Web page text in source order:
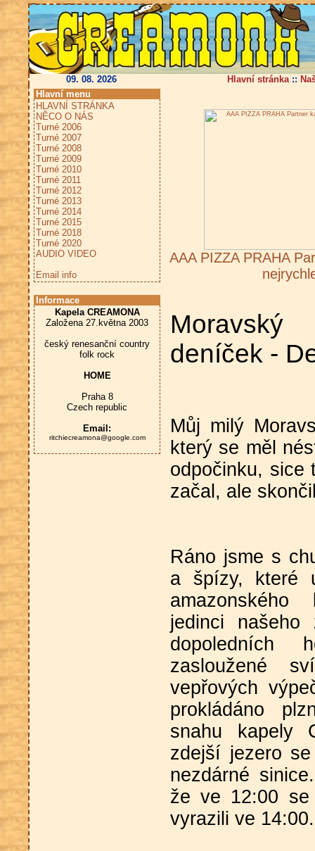
09. 08. 2026 Hlavní stránka::
Hlavní menu
HLAVNÍ STRÁNKA
NĚCO O NÁS
Turné 2006
Turné 2007
Turné 2008
Turné 2009
Turné 2010
Turné 2011
Turné 2012
Turné 2013
Turné 2014
Turné 2015
Turné 2018
Turné 2020
AUDIO VIDEO
Email info
Informace
Kapela CREAMONA
Založena 27.května 2003
český renesanční country
folk rock
HOME
Praha 8
Czech republic
Email:
ritchiecreamona@google.com
AAA PIZZA PRAHA
Moravský
deníček -
Můj milý
který se měl
odpočinku, sice
začal, ale
Ráno jsme s
a špízy, které
jedinci
dopoledních
zasloužené
vepřových
prokládáno
snahu kapely
zdejší jezero
nezdárné
že ve 12:00 se
vyrazili ve 14:00.